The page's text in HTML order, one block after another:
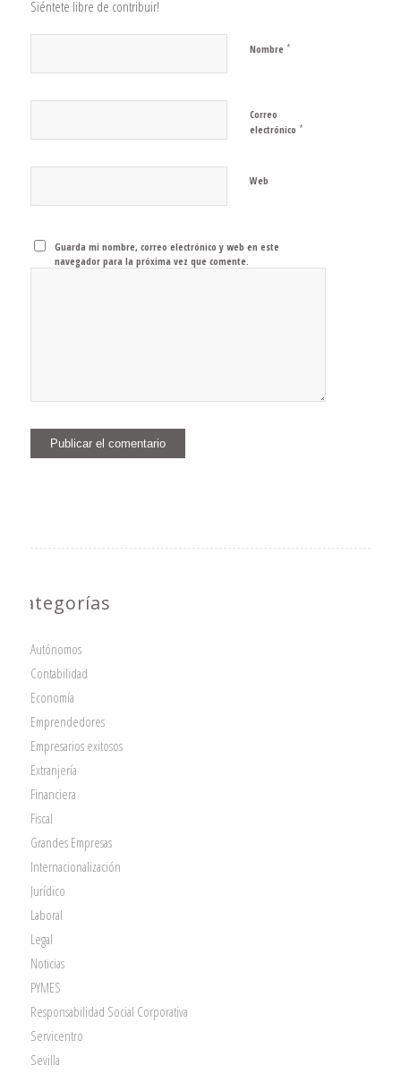
Siéntete libre de contribuir!
Nombre *
Correo
electrónico *
Web
Guarda mi nombre, correo electrónico y web en este
navegador para la próxima vez que comente.
Categorías
Autónomos
Contabilidad
Economía
Emprendedores
Empresarios exitosos
Extranjería
Financiera
Fiscal
Grandes Empresas
Internacionalización
Jurídico
Laboral
Legal
Noticias
PYMES
Responsabilidad Social Corporativa
Servicentro
Sevilla